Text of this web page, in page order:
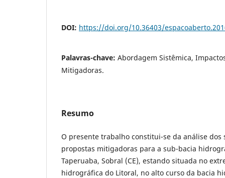
DOI: https://doi.org/10.36403/
Palavras-chave: Abordagem Sistêmica,
Mitigadoras.
Resumo
O presente trabalho constitui-se da análise dos
propostas mitigadoras para a sub-bacia
Taperuaba, Sobral (CE), estando situada no
hidrográfica do Litoral, no alto curso da bacia